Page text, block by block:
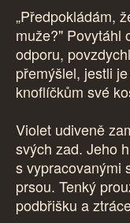
„Předpokládám,
muže?" Povytáhl
odporu,
přemýšlel, jestli
knoflíčkům své
Violet udiveně
svých zad. Jeho
s vypracovanými
prsou. Tenký
podbřišku a